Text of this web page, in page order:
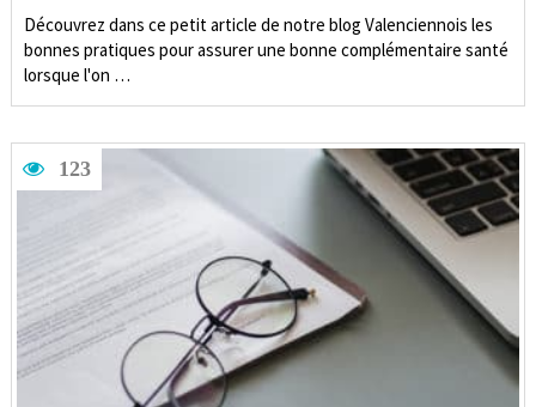
Découvrez dans ce petit article de notre blog Valenciennois les
bonnes pratiques pour assurer une bonne complémentaire santé
lorsque l'on …
123